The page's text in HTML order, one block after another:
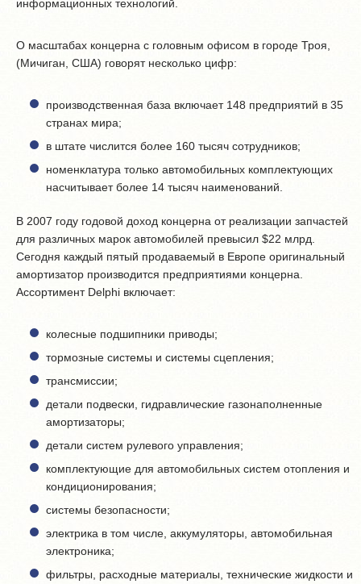
информационных технологий.
О масштабах концерна с головным офисом в городе Троя,
(Мичиган, США) говорят несколько цифр:
производственная база включает 148 предприятий в 35
странах мира;
в штате числится более 160 тысяч сотрудников;
номенклатура только автомобильных комплектующих
насчитывает более 14 тысяч наименований.
В 2007 году годовой доход концерна от реализации запчастей
для различных марок автомобилей превысил $22 млрд.
Сегодня каждый пятый продаваемый в Европе оригинальный
амортизатор производится предприятиями концерна.
Ассортимент Delphi включает:
колесные подшипники приводы;
тормозные системы и системы сцепления;
трансмиссии;
детали подвески, гидравлические газонаполненные
амортизаторы;
детали систем рулевого управления;
комплектующие для автомобильных систем отопления и
кондиционирования;
системы безопасности;
электрика в том числе, аккумуляторы, автомобильная
электроника;
фильтры, расходные материалы, технические жидкости и